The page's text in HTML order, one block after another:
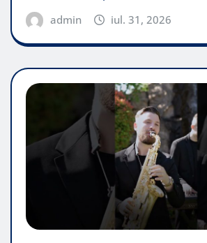
admin iul. 31, 2026